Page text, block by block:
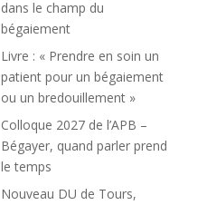
dans le champ du
bégaiement
Livre : « Prendre en soin un
patient pour un bégaiement
ou un bredouillement »
Colloque 2027 de l’APB –
Bégayer, quand parler prend
le temps
Nouveau DU de Tours,